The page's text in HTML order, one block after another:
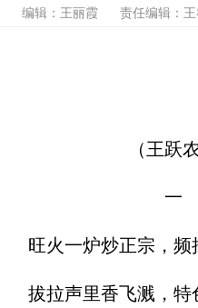
编辑：王丽霞 责任编辑：
（王跃
一
旺火一炉炒正宗，频
拔拉声里香飞溅，特